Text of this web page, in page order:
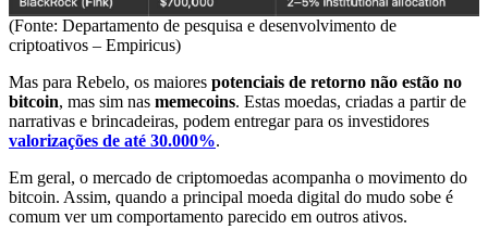
(Fonte: Departamento de pesquisa e desenvolvimento de
criptoativos – Empiricus)
Mas para Rebelo, os maiores potenciais de retorno não estão no
bitcoin, mas sim nas memecoins. Estas moedas, criadas a partir de
narrativas e brincadeiras, podem entregar para os investidores
valorizações de até 30.000%.
Em geral, o mercado de criptomoedas acompanha o movimento do
bitcoin. Assim, quando a principal moeda digital do mudo sobe é
comum ver um comportamento parecido em outros ativos.